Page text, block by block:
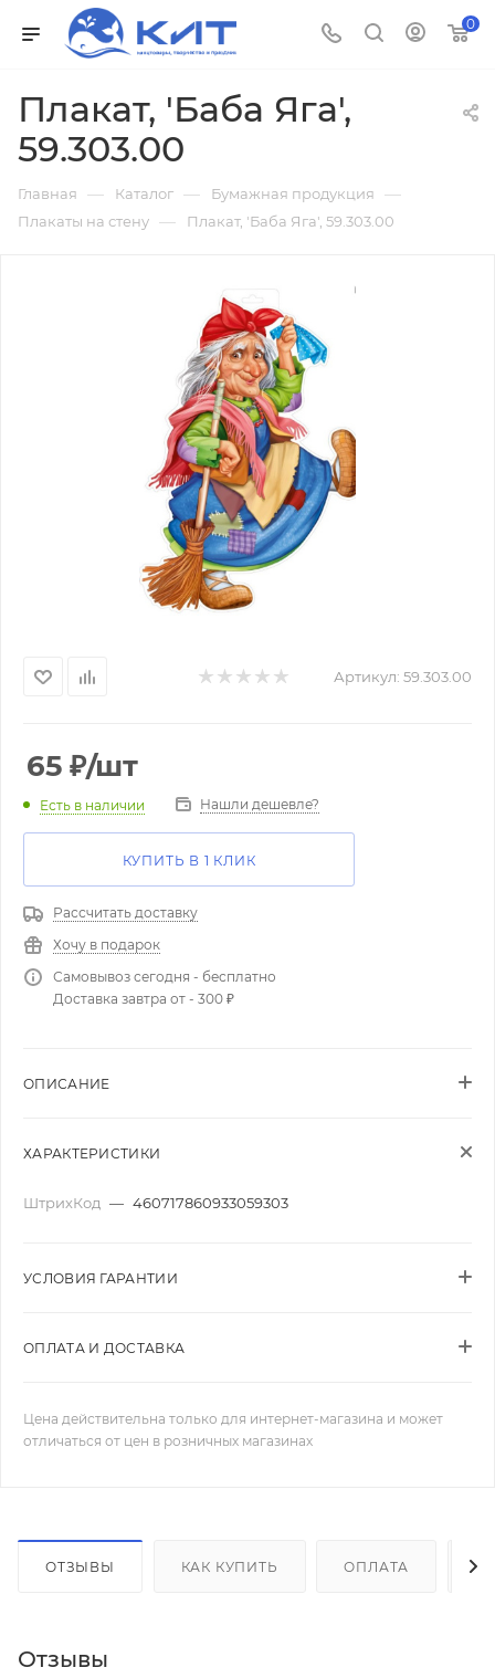
0
Плакат, 'Баба Яга',
59.303.00
Главная — Каталог — Бумажная продукция —
Плакаты на стену — Плакат, 'Баба Яга', 59.303.00
Артикул: 59.303.00
65 ₽/шт
Есть в наличии Нашли дешевле?
КУПИТЬ В 1 КЛИК
Рассчитать доставку
Хочу в подарок
Самовывоз сегодня - бесплатно
Доставка завтра от - 300 ₽
ОПИСАНИЕ
ХАРАКТЕРИСТИКИ
ШтрихКод — 460717860933059303
УСЛОВИЯ ГАРАНТИИ
ОПЛАТА И ДОСТАВКА
Цена действительна только для интернет-магазина и может
отличаться от цен в розничных магазинах
ОТЗЫВЫ КАК КУПИТЬ ОПЛАТА
Отзывы